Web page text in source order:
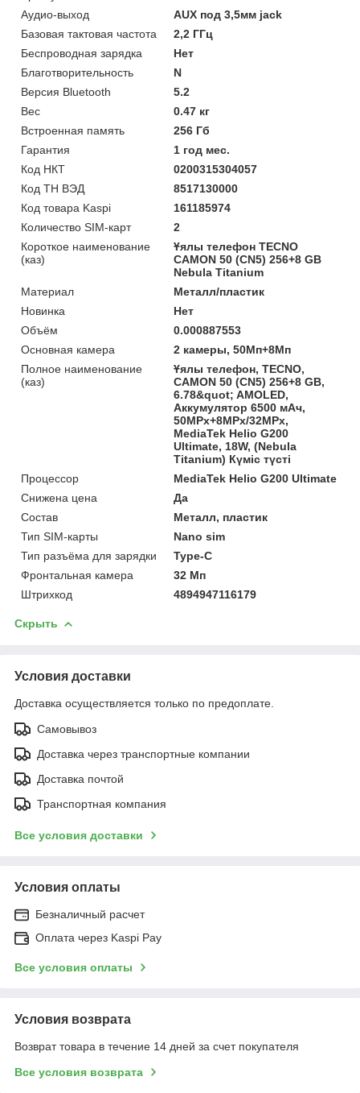
Аудио-выход
AUX под 3,5мм jack
Базовая тактовая частота
2,2 ГГц
Беспроводная зарядка
Нет
Благотворительность
N
Версия Bluetooth
5.2
Вес
0.47 кг
Встроенная память
256 Гб
Гарантия
1 год мес.
Код НКТ
0200315304057
Код ТН ВЭД
8517130000
Код товара Kaspi
161185974
Количество SIM-карт
2
Короткое наименование
(каз)
Ұялы телефон TECNO
CAMON 50 (CN5) 256+8 GB
Nebula Titanium
Материал
Металл/пластик
Новинка
Нет
Объём
0.000887553
Основная камера
2 камеры, 50Мп+8Мп
Полное наименование
(каз)
Ұялы телефон, TECNO,
CAMON 50 (CN5) 256+8 GB,
6.78&quot; AMOLED,
Аккумулятор 6500 мАч,
50MPx+8MPx/32MPx,
MediaTek Helio G200
Ultimate, 18W, (Nebula
Titanium) Күміс түсті
Процессор
MediaTek Helio G200 Ultimate
Снижена цена
Да
Состав
Металл, пластик
Тип SIM-карты
Nano sim
Тип разъёма для зарядки
Type-C
Фронтальная камера
32 Мп
Штрихкод
4894947116179
Скрыть
Условия доставки
Доставка осуществляется только по предоплате.
Самовывоз
Доставка через транспортные компании
Доставка почтой
Транспортная компания
Все условия доставки
Условия оплаты
Безналичный расчет
Оплата через Kaspi Pay
Все условия оплаты
Условия возврата
Возврат товара в течение 14 дней за счет покупателя
Все условия возврата